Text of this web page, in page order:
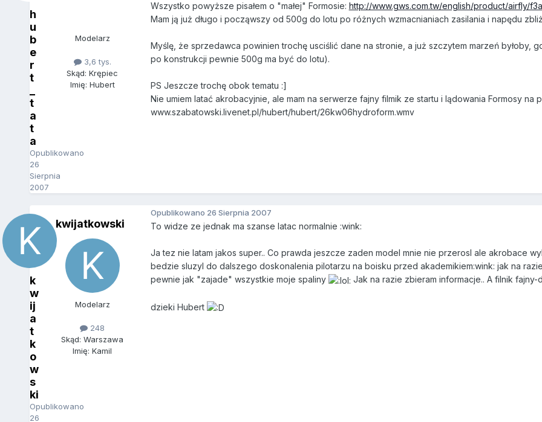
h
u
b
e
r
t
t
a
t
a
Opublikowano
26
Sierpnia
2007
Modelarz
3,6 tys.
Skąd: Krępiec
Imię: Hubert
Wszystko powyższe pisałem o "małej" Formosie: http://www.gws.com.tw/english/product/airfly/
Mam ją już długo i począwszy od 500g do lotu po różnych wzmacnianiach zasilania i napędu
Myślę, że sprzedawca powinien trochę usciślić dane na stronie, a już szczytem marzeń byłoby,
po konstrukcji pewnie 500g ma być do lotu).
PS Jeszcze trochę obok tematu :]
Nie umiem latać akrobacyjnie, ale mam na serwerze fajny filmik ze startu i lądowania Formosy na
www.szabatowski.livenet.pl/hubert/hubert/26kw06hydroform.wmv
k
w
ij
a
t
k
o
w
s
ki
Opublikowano
26
kwijatkowski
Modelarz
248
Skąd: Warszawa
Imię: Kamil
Opublikowano 26 Sierpnia 2007
To widze ze jednak ma szanse latac normalnie :wink:
Ja tez nie latam jakos super.. Co prawda jeszcze zaden model mnie nie przerosl ale akrobace
bedzie sluzyl do dalszego doskonalenia pilotarzu na boisku przed akademikiem:wink: jak na
pewnie jak "zajade" wszystkie moje spaliny
Jak na razie zbieram informacje.. A filnik
dzieki Hubert